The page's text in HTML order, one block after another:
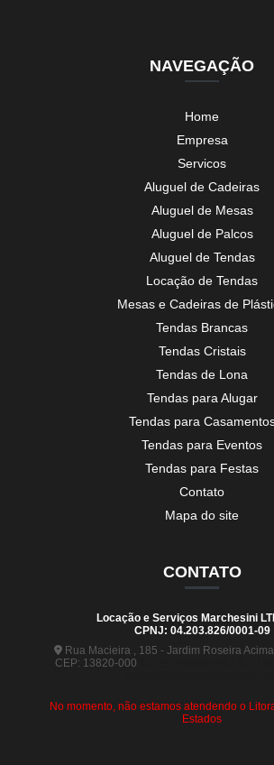
NAVEGAÇÃO
Home
Empresa
Servicos
Aluguel de Cadeiras
Aluguel de Mesas
Aluguel de Palcos
Aluguel de Tendas
Locação de Tendas
Mesas e Cadeiras de
Tendas Brancas
Tendas Cristais
Tendas de Lona
Tendas para Alugar
Tendas para
Tendas para Eventos
Tendas para Festas
Contato
Mapa do site
CONTATO
Locação e Serviços Marchesini
CPNJ: 04.203.826/0001-09
Rua Macieira , 185 - Jardim Roseira
CEP: 13820-000
No momento, não estamos atendendo o
Estados